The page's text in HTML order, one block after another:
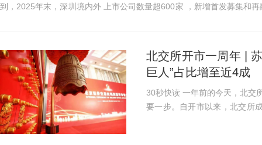
到，2025年末，深圳境内外 上市公司数量超600家 ，新增首发募集和
北交所开市一周年 |
巨人”占比增至近4成
30秒快读 一年前的今天，北交所正式开市，中国多层次资本市场体系建设又迈出重
要一步。自开市以来，北交所